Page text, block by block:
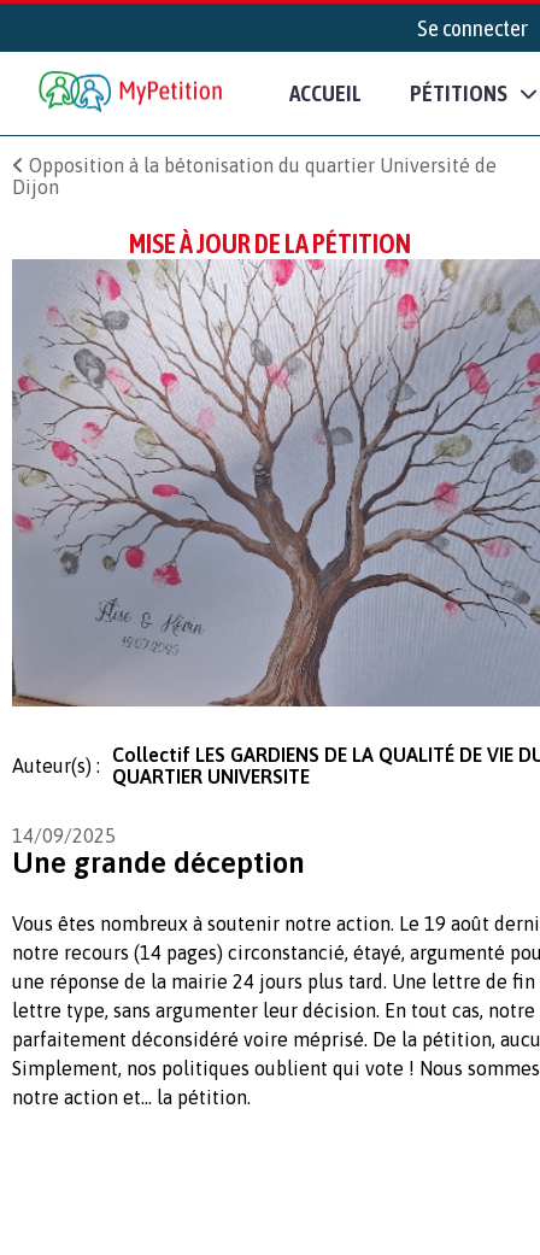
Se connecter
ACCUEIL PÉTITIONS
Opposition à la bétonisation du quartier Université de
Dijon
MISE À JOUR DE LA PÉTITION
Auteur(s) :
Collectif LES GARDIENS DE LA QUALITÉ DE VIE
QUARTIER UNIVERSITE
14/09/2025
Une grande déception
Vous êtes nombreux à soutenir notre action. Le 19 août
notre recours (14 pages) circonstancié, étayé, argumenté
une réponse de la mairie 24 jours plus tard. Une lettre de
lettre type, sans argumenter leur décision. En tout cas,
parfaitement déconsidéré voire méprisé. De la pétition,
Simplement, nos politiques oublient qui vote ! Nous
notre action et... la pétition.